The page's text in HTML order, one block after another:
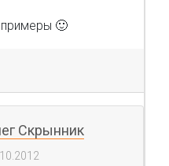
🙂
Скрынник